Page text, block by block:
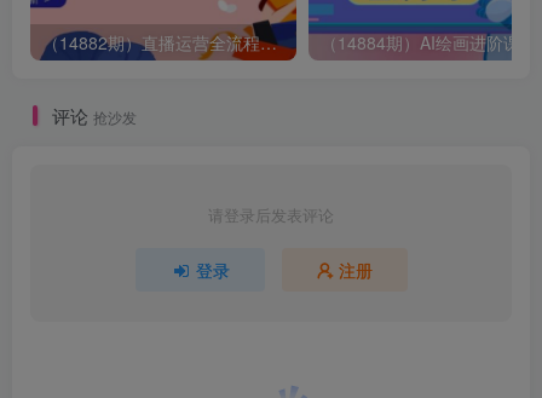
（14882期）直播运营全流程课程-5月更新：从起号、话术设计、罗盘运营到微付费投放等
评论 抢沙发
请登录后发表评论
登录 注册